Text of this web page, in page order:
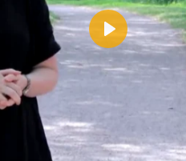
Play